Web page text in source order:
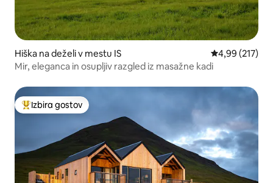
Hiška na deželi v mestu IS Povprečna
4,99 (217)
Mir, eleganca in osupljiv razgled iz masažne kadi
Najbolj priljubljena prenočišča z značko »Izbira gostov«
Izbira gostov